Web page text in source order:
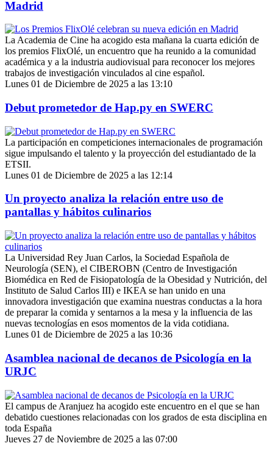
Madrid
La Academia de Cine ha acogido esta mañana la cuarta edición de
los premios FlixOlé, un encuentro que ha reunido a la comunidad
académica y a la industria audiovisual para reconocer los mejores
trabajos de investigación vinculados al cine español.
Lunes 01 de Diciembre de 2025 a las 13:10
Debut prometedor de Hap.py en SWERC
La participación en competiciones internacionales de programación
sigue impulsando el talento y la proyección del estudiantado de la
ETSII.
Lunes 01 de Diciembre de 2025 a las 12:14
Un proyecto analiza la relación entre uso de
pantallas y hábitos culinarios
La Universidad Rey Juan Carlos, la Sociedad Española de
Neurología (SEN), el CIBEROBN (Centro de Investigación
Biomédica en Red de Fisiopatología de la Obesidad y Nutrición, del
Instituto de Salud Carlos III) e IKEA se han unido en una
innovadora investigación que examina nuestras conductas a la hora
de preparar la comida y sentarnos a la mesa y la influencia de las
nuevas tecnologías en esos momentos de la vida cotidiana.
Lunes 01 de Diciembre de 2025 a las 10:36
Asamblea nacional de decanos de Psicología en la
URJC
El campus de Aranjuez ha acogido este encuentro en el que se han
debatido cuestiones relacionadas con los grados de esta disciplina en
toda España
Jueves 27 de Noviembre de 2025 a las 07:00